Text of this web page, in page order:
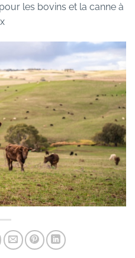
les bovins et la canne à